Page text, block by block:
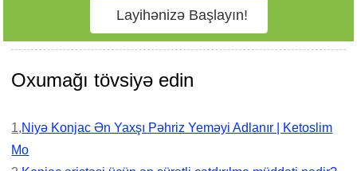
Layihənizə Başlayın!
Oxumağı tövsiyə edin
1,Niyə Konjac Ən Yaxşı Pəhriz Yeməyi Adlanır | Ketoslim
Mo